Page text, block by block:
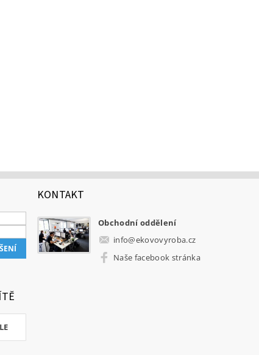
KONTAKT
Obchodní oddělení
info@ekovovyroba.cz
Naše facebook stránka